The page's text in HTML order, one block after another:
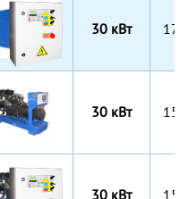
30 кВт
30 кВт
30 кВт